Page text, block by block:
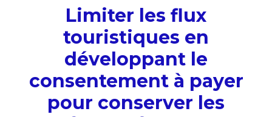
Limiter les flux
touristiques en
développant le
consentement à payer
pour conserver les